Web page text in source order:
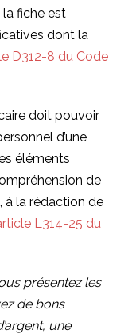
la fiche est
dont la
D312-8 du Code
doit pouvoir
d’une
éléments
de
à la rédaction de
L314-25 du
présentez les
de bons
une